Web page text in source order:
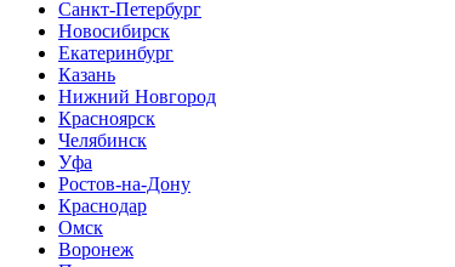
Санкт-Петербург
Новосибирск
Екатеринбург
Казань
Нижний Новгород
Красноярск
Челябинск
Уфа
Ростов-на-Дону
Краснодар
Омск
Воронеж